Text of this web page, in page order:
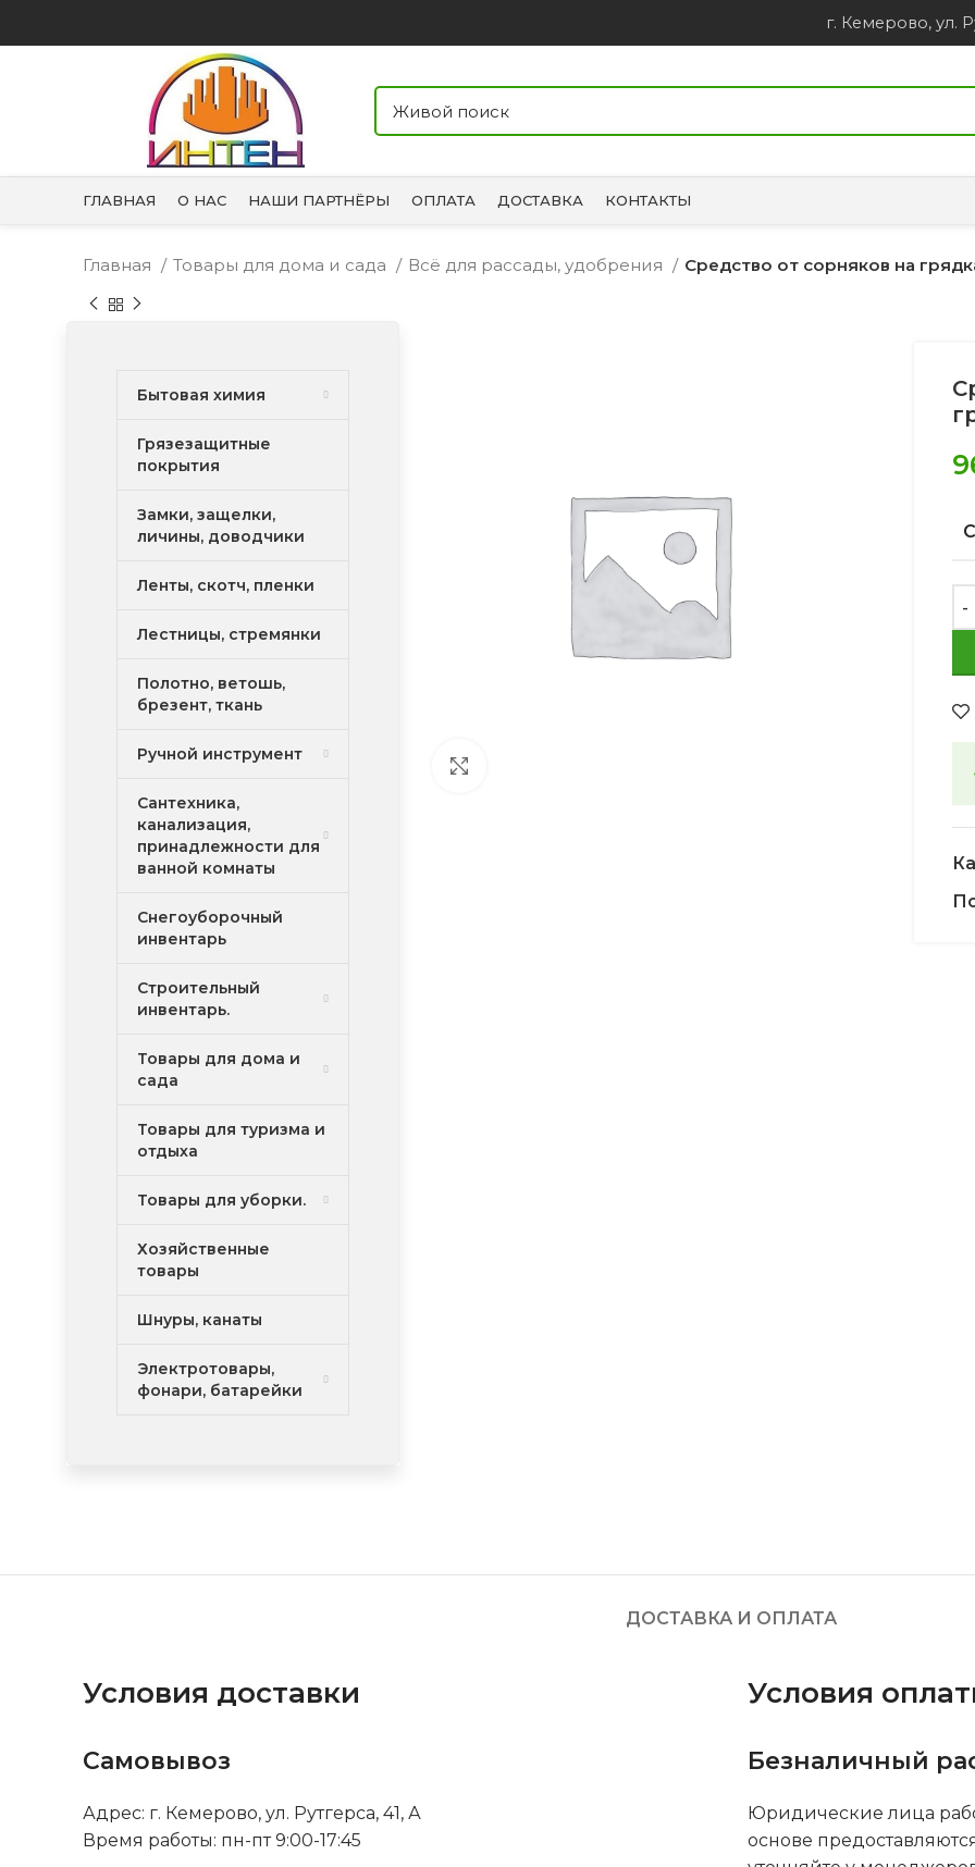
г. Кемерово, ул.
ГЛАВНАЯ О НАС НАШИ ПАРТНЁРЫ ОПЛАТА ДОСТАВКА КОНТАКТЫ
Главная Товары для дома и сада Всё для рассады, удобрения Средство от сорняков на
Бытовая химия
Грязезащитные
покрытия
Замки, защелки,
личины, доводчики
Ленты, скотч, пленки
Лестницы, стремянки
Полотно, ветошь,
брезент, ткань
Ручной инструмент
Сантехника,
канализация,
принадлежности для
ванной комнаты
Снегоуборочный
инвентарь
Строительный
инвентарь.
Товары для дома и
сада
Товары для туризма и
отдыха
Товары для уборки.
Хозяйственные
товары
Шнуры, канаты
Электротовары,
фонари, батарейки
ДОСТАВКА И ОПЛАТА
Условия доставки
Самовывоз
Адрес: г. Кемерово, ул. Рутгерса, 41, А
Время работы: пн-пт 9:00-17:45
Условия
Безналичный
Юридические лица
основе